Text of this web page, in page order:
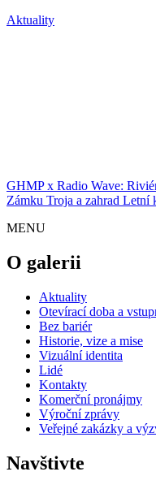
Aktuality
GHMP x Radio Wave:
Zámku Troja a zahrad Letní
MENU
O galerii
Aktuality
Otevírací doba a
Bez bariér
Historie, vize a mise
Vizuální identita
Lidé
Kontakty
Komerční pronájmy
Výroční zprávy
Veřejné zakázky a
Navštivte